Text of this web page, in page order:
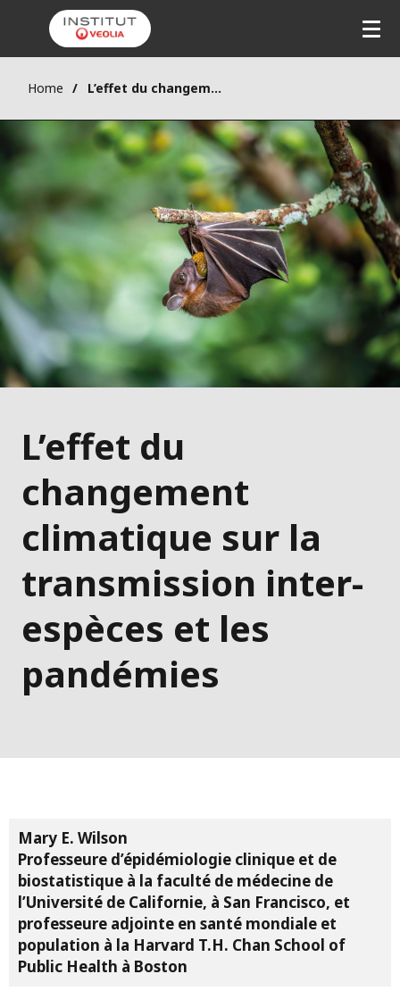
Home L’effet du changement climatique sur la transmission inter-espèces et les pandémies
L’effet du
changement
climatique sur la
transmission inter-
espèces et les
pandémies
Mary E. Wilson
Professeure d’épidémiologie clinique et de
biostatistique à la faculté de médecine de
l’Université de Californie, à San Francisco, et
professeure adjointe en santé mondiale et
population à la Harvard T.H. Chan School of
Public Health à Boston